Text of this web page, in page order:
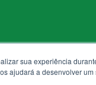
sua experiência
ajudará a desenvolver